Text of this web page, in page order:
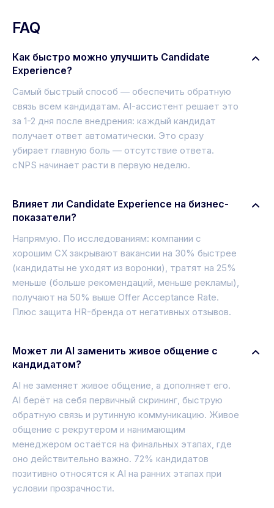
FAQ
Как быстро можно улучшить Candidate
Experience?
Самый быстрый способ — обеспечить обратную
связь всем кандидатам. AI-ассистент решает это
за 1-2 дня после внедрения: каждый кандидат
получает ответ автоматически. Это сразу
убирает главную боль — отсутствие ответа.
cNPS начинает расти в первую неделю.
Влияет ли Candidate Experience на бизнес-
показатели?
Напрямую. По исследованиям: компании с
хорошим CX закрывают вакансии на 30% быстрее
(кандидаты не уходят из воронки), тратят на 25%
меньше (больше рекомендаций, меньше рекламы),
получают на 50% выше Offer Acceptance Rate.
Плюс защита HR-бренда от негативных отзывов.
Может ли AI заменить живое общение с
кандидатом?
AI не заменяет живое общение, а дополняет его.
AI берёт на себя первичный скрининг, быструю
обратную связь и рутинную коммуникацию. Живое
общение с рекрутером и нанимающим
менеджером остаётся на финальных этапах, где
оно действительно важно. 72% кандидатов
позитивно относятся к AI на ранних этапах при
условии прозрачности.